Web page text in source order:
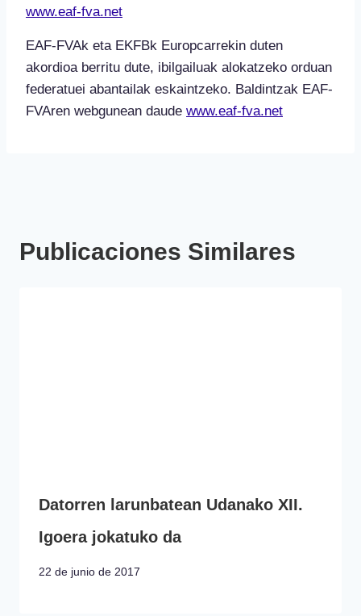
www.eaf-fva.net
EAF-FVAk eta EKFBk Europcarrekin duten
akordioa berritu dute, ibilgailuak alokatzeko orduan
federatuei abantailak eskaintzeko. Baldintzak EAF-
FVAren webgunean daude www.eaf-fva.net
Publicaciones Similares
Datorren larunbatean Udanako XII.
Igoera jokatuko da
22 de junio de 2017